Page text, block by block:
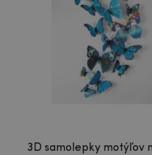
3D samolepky motýľov